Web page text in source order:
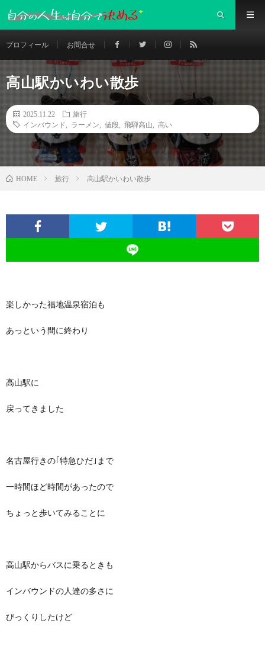
プロフィール お問合せ
高山駅かいわい散歩
2025.11.22
旅行
インバウンド
ラーメン 値段 飛騨高山 高い
HOME 旅行 高山駅かいわい散歩
楽しかった福地温泉宿泊も
あっという間に終わり
高山駅に
戻ってきました
名古屋行きの｢特急ひだ｣まで
一時間ほど時間があったので
ちょっと歩いてみることに
高山駅からバスに乗るときも
インバウンドの人達の多さに
びっくりしたけど